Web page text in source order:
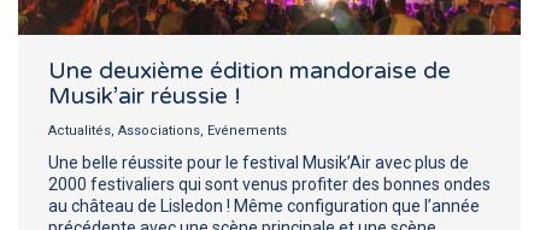
Une deuxième édition mandoraise de
Musik’air réussie !
Actualités, Associations, Evénements
Une belle réussite pour le festival Musik’Air avec plus de
2000 festivaliers qui sont venus profiter des bonnes ondes
au château de Lisledon ! Même configuration que l’année